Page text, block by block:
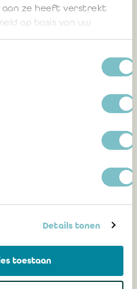
aan ze heeft verstrekt
op basis van uw
Details tonen
toestaan
de Economische